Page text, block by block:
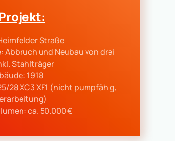
Straße
Abbruch und Neubau von drei
Stahlträger
1918
28 XC3 XF1 (nicht pumpfähig,
ca. 50.000 €